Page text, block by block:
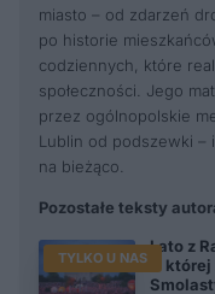
miasto – od zdarzeń
po historie
codziennych, które
społeczności. Jego
przez ogólnopolskie
Lublin od podszewki –
na bieżąco.
Pozostałe teksty
TYLKO U NAS
Lato z
O